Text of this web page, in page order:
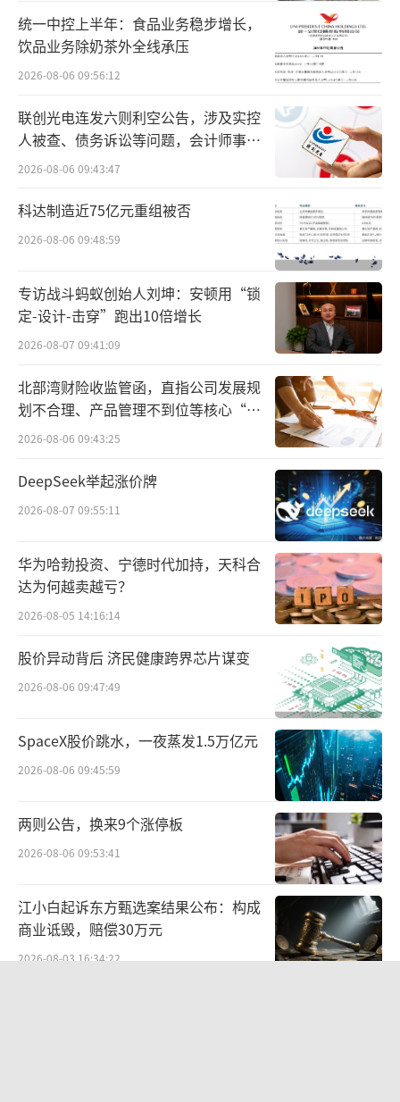
成交金额方面，沪市成交金额4427.95亿
元，深市成交金额5285.47亿元，两市合计成交
对此，证券时报表示，已经很久没有见过
上证指数这样拉升了。今天下午开盘，上证指
数直线拉升，一度涨超100点。
而与此同时，A50和创业板指均一度大涨超
5%。更值得注意的是，今日盘面上涨个股一度
超过5000只，而且成交量明显放大。
这意味着有大量的增量资金进场抄底。而
且随着多头情绪的不断强化，进场资金都是在
往高处买，进而推动指数进一步上扬。（责任编
辑：zx0600）
统一中控上半年：食品业务稳步增长，
饮品业务除奶茶外全线承压
2026-08-06 09:56:12
联创光电连发六则利空公告，涉及实控
人被查、债务诉讼等问题，会计师事务
所曾出具“保留意见”
2026-08-06 09:43:47
科达制造近75亿元重组被否
2026-08-06 09:48:59
专访战斗蚂蚁创始人刘坤：安顿用“锁
定-设计-击穿”跑出10倍增长
2026-08-07 09:41:09
北部湾财险收监管函，直指公司发展规
划不合理、产品管理不到位等核心“痛
点”
2026-08-06 09:43:25
DeepSeek举起涨价牌
2026-08-07 09:55:11
华为哈勃投资、宁德时代加持，天科合
达为何越卖越亏？
2026-08-05 14:16:14
股价异动背后 济民健康跨界芯片谋变
2026-08-06 09:47:49
SpaceX股价跳水，一夜蒸发1.5万亿元
2026-08-06 09:45:59
两则公告，换来9个涨停板
2026-08-06 09:53:41
江小白起诉东方甄选案结果公布：构成
商业诋毁，赔偿30万元
2026-08-03 16:34:22